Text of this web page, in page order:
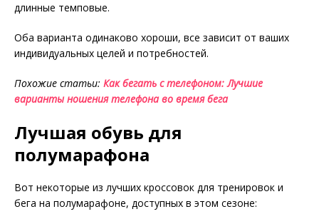
длинные темповые.
Оба варианта одинаково хороши, все зависит от ваших
индивидуальных целей и потребностей.
Похожие статьи: Как бегать с телефоном: Лучшие
варианты ношения телефона во время бега
Лучшая обувь для
полумарафона
Вот некоторые из лучших кроссовок для тренировок и
бега на полумарафоне, доступных в этом сезоне: